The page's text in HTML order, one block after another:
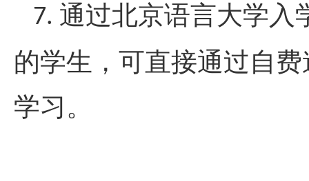
7. 通过北京语言大学入
的学生，可直接通过自
学习。